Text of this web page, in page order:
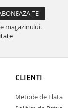
magazinului.
CLIENTI
Metode de Plata